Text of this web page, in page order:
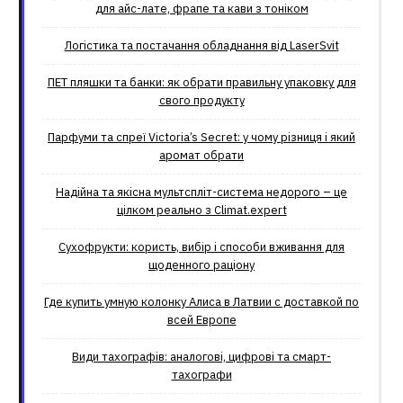
для айс-лате, фрапе та кави з тоніком
Логістика та постачання обладнання від LaserSvit
ПЕТ пляшки та банки: як обрати правильну упаковку для
свого продукту
Парфуми та спреї Victoria’s Secret: у чому різниця і який
аромат обрати
Надійна та якісна мультспліт-система недорого – це
цілком реально з Climat.еxpert
Сухофрукти: користь, вибір і способи вживання для
щоденного раціону
Где купить умную колонку Алиса в Латвии с доставкой по
всей Европе
Види тахографів: аналогові, цифрові та смарт-
тахографи